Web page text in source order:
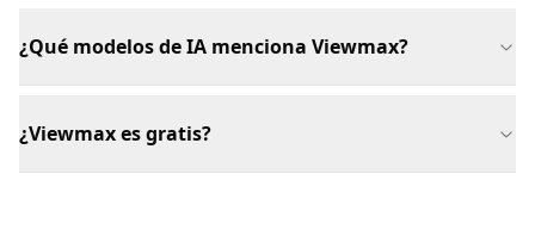
¿Qué modelos de IA menciona Viewmax?
¿Viewmax es gratis?